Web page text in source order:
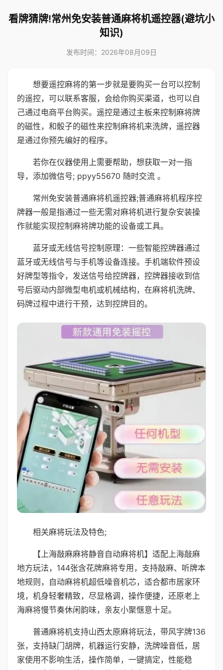
看牌猜牌!常州免安装普通麻将机遥控器(避坑小
知识)
发布时间：2026年08月09日
想要遥控麻将的第一步就是要购买一台可以控制
的遥控，可以联系客服，会给你购买渠道，也可以自
己通过电商平台购买。遥控是通过主板来控制麻将牌
的磁性，和骰子的磁性来控制麻将机来洗牌，遥控器
是通过你预先编好的程序。
若你在仪器使用上需要帮助，想获取一对一指
导，添加微信号; ppyy55670 随时交流 。
常州免安装普通麻将机遥控器;普通麻将机程序控
牌器一般是指通过一些无需对麻将机进行复杂安装操
作就能实现控制麻将牌功能的设备或工具。
蓝牙或无线信号控制原理：一些智能控牌器通过
蓝牙或无线信号与手机等设备连接。手机端软件预设
好牌型等指令，发送信号给控牌器，控牌器接收到信
号后驱动内部微型电机或机械结构，在麻将机洗牌、
码牌过程中进行干预，达到控牌目的。
相关麻将玩法及特色;
【上海敲麻麻将静音自动麻将机】适配上海敲麻
地方玩法，144张含花牌麻将专用，支持敲麻、听牌本
地规则，自动麻将机超低噪音机芯，适合都市居家环
境，机身轻奢精致，尽显格调，操作便捷，还原老上
海麻将慢节奏休闲韵味，亲友小聚惬意十足。
普通麻将机支持山西太原麻将玩法，带风字牌136
张，支持缺门胡牌，机器运行安静，洗牌噪音低，居
家使用不影响生活，操作简单，一键搞定，性能稳